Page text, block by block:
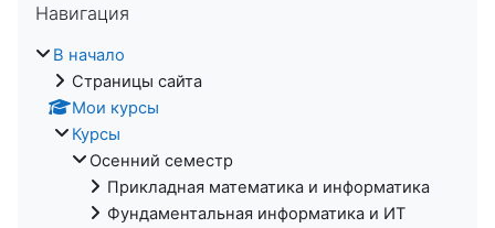
Навигация
В начало
Страницы сайта
Мои курсы
Курсы
Осенний семестр
Прикладная математика и информатика
Фундаментальная информатика и ИТ